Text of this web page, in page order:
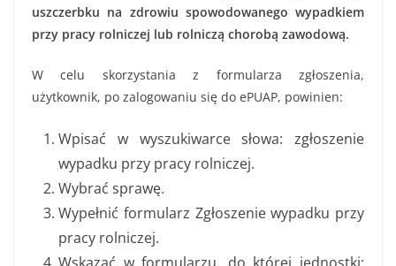
uszczerbku na zdrowiu spowodowanego wypadkiem
przy pracy rolniczej lub rolniczą chorobą zawodową.
W celu skorzystania z formularza zgłoszenia,
użytkownik, po zalogowaniu się do ePUAP, powinien:
Wpisać w wyszukiwarce słowa: zgłoszenie
wypadku przy pracy rolniczej.
Wybrać sprawę.
Wypełnić formularz Zgłoszenie wypadku przy
pracy rolniczej.